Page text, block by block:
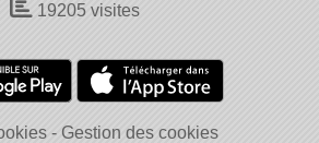
19205visites
Gestion des cookies